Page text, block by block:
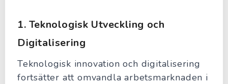
1. Teknologisk Utveckling och
Digitalisering
Teknologisk innovation och digitalisering
fortsätter att omvandla arbetsmarknaden i